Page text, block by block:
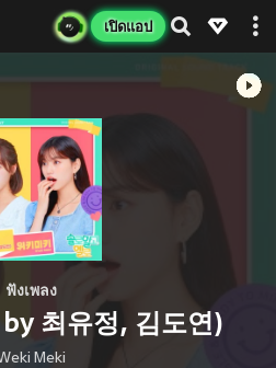
เปิดแอป
ฟังเพลง
최유정, 김도연)
Meki